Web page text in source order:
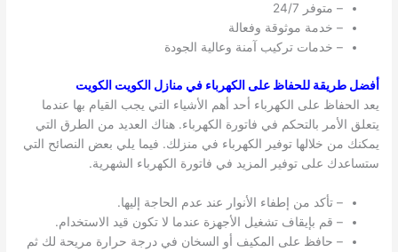
– متوفر 24/7
– خدمة موثوقة وفعالة
– خدمات تركيب آمنة وعالية الجودة
أفضل طريقة للحفاظ على الكهرباء في منازل الكويت الكويت
يعد الحفاظ على الكهرباء أحد أهم الأشياء التي يجب القيام بها عندما
يتعلق الأمر بالتحكم في فاتورة الكهرباء. هناك العديد من الطرق التي
يمكنك من خلالها توفير الكهرباء في منزلك. فيما يلي بعض النصائح التي
ستساعدك على توفير المزيد في فاتورة الكهرباء الشهرية.
– تأكد من إطفاء الأنوار عند عدم الحاجة إليها.
– قم بإيقاف تشغيل الأجهزة عندما لا تكون قيد الاستخدام.
– حافظ على المكيف أو السخان في درجة حرارة مريحة لك ثم